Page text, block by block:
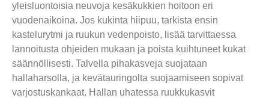
yleisluontoisia neuvoja kesäkukkien hoitoon eri
vuodenaikoina. Jos kukinta hiipuu, tarkista ensin
kastelurytmi ja ruukun vedenpoisto, lisää tarvittaessa
lannoitusta ohjeiden mukaan ja poista kuihtuneet kukat
säännöllisesti. Talvella pihakasveja suojataan
hallaharsolla, ja kevätauringolta suojaamiseen sopivat
varjostuskankaat. Hallan uhatessa ruukkukasvit